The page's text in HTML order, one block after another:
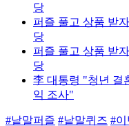
당
퍼즐 풀고 상품 받
당
퍼즐 풀고 상품 받
당
李 대통령 "청년 결
익 조사"
#낱말퍼즐 #낱말퀴즈 #이